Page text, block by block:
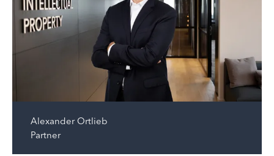
Alexander Ortlieb
Partner